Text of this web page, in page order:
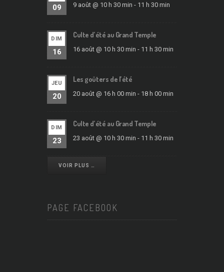
09 9 août @ 10 h 30 min - 11 h 30 min
DIM
16
Culte d’été au Grand Temple
16 août @ 10 h 30 min - 11 h 30 min
JEU
20
Les goûters de l’été
20 août @ 16 h 00 min - 18 h 00 min
DIM
23
Culte d’été au Grand Temple
23 août @ 10 h 30 min - 11 h 30 min
VOIR PLUS …
PAGE FACEBOOK